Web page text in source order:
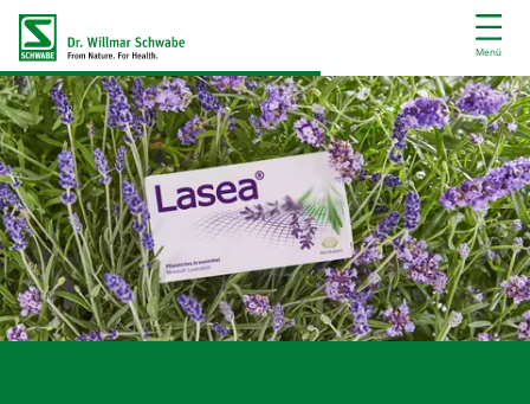
r
e
k
t
z
u
m
I
n
h
Menü